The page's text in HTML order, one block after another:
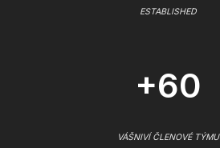
ESTABLISHED
+60
VÁŠNIVÍ ČLENOVÉ TÝMU